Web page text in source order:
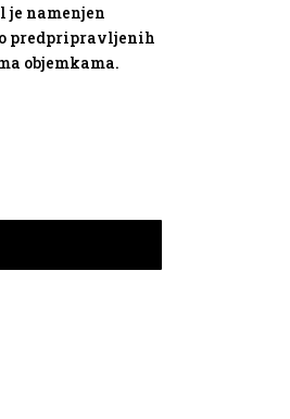
je namenjen
predpripravljenih
objemkama.